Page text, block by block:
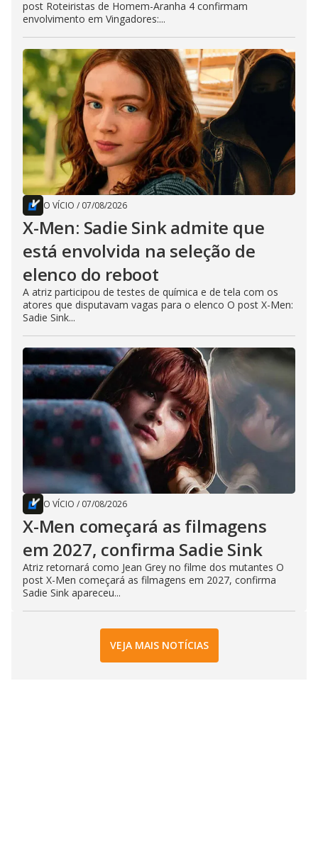
post Roteiristas de Homem-Aranha 4 confirmam
envolvimento em Vingadores:...
O VÍCIO / 07/08/2026
X-Men: Sadie Sink admite que
está envolvida na seleção de
elenco do reboot
A atriz participou de testes de química e de tela com os
atores que disputavam vagas para o elenco O post X-Men:
Sadie Sink...
O VÍCIO / 07/08/2026
X-Men começará as filmagens
em 2027, confirma Sadie Sink
Atriz retornará como Jean Grey no filme dos mutantes O
post X-Men começará as filmagens em 2027, confirma
Sadie Sink apareceu...
VEJA MAIS NOTÍCIAS